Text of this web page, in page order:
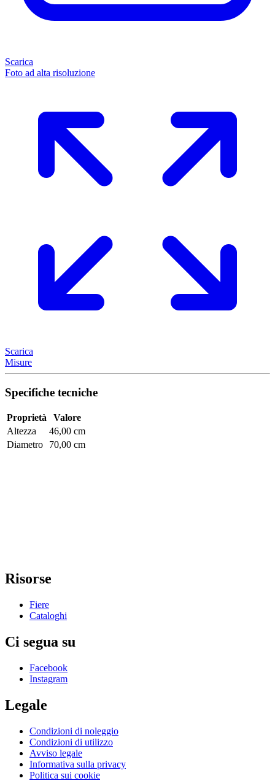
Scarica
Foto ad alta risoluzione
Scarica
Misure
Specifiche tecniche
Proprietà
Valore
Altezza
46,00 cm
Diametro
70,00 cm
Risorse
Fiere
Cataloghi
Ci segua su
Facebook
Instagram
Legale
Condizioni di noleggio
Condizioni di utilizzo
Avviso legale
Informativa sulla privacy
Politica sui cookie